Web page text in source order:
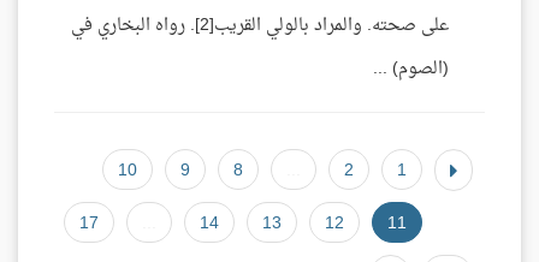
على صحته. والمراد بالولي القريب[2]. رواه البخاري في
(الصوم) ...
1
2
8
9
10
11
12
13
14
17